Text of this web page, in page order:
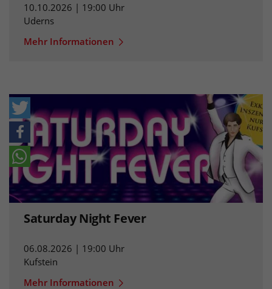
10.10.2026 | 19:00 Uhr
Uderns
Mehr Informationen
Saturday Night Fever
06.08.2026 | 19:00 Uhr
Kufstein
Mehr Informationen